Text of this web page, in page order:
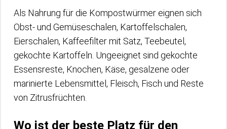
Als Nahrung für die Kompostwürmer eignen sich
Obst- und Gemüseschalen, Kartoffelschalen,
Eierschalen, Kaffeefilter mit Satz, Teebeutel,
gekochte Kartoffeln. Ungeeignet sind gekochte
Essensreste, Knochen, Käse, gesalzene oder
marinierte Lebensmittel, Fleisch, Fisch und Reste
von Zitrusfrüchten.
Wo ist der beste Platz für den